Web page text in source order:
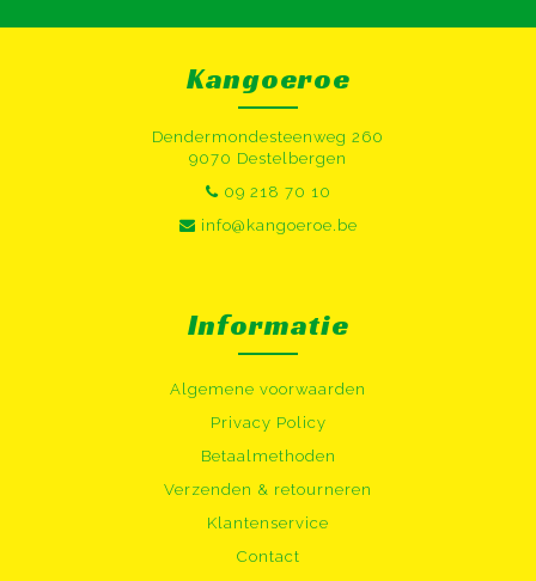
Kangoeroe
Dendermondesteenweg 260
9070 Destelbergen
09 218 70 10
info@kangoeroe.be
Informatie
Algemene voorwaarden
Privacy Policy
Betaalmethoden
Verzenden & retourneren
Klantenservice
Contact